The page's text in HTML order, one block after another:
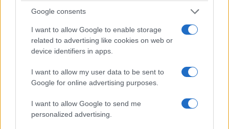
Google consents
I want to allow Google to enable storage
related to advertising like cookies on web or
device identifiers in apps.
I want to allow my user data to be sent to
Google for online advertising purposes.
I want to allow Google to send me
personalized advertising.
investendo nei sistemi di rilevamento e
neutralizzazione, ma il fatto che un drone con
esplosivo sia arrivato nel cuore di un’area cargo
dimostra quanto sia ancora ampio il margine tra
le norme approvate e la protezione reale.
morti e che l’ordigno non è esploso. Quella cattiva
è che potrebbe essere andata bene per un